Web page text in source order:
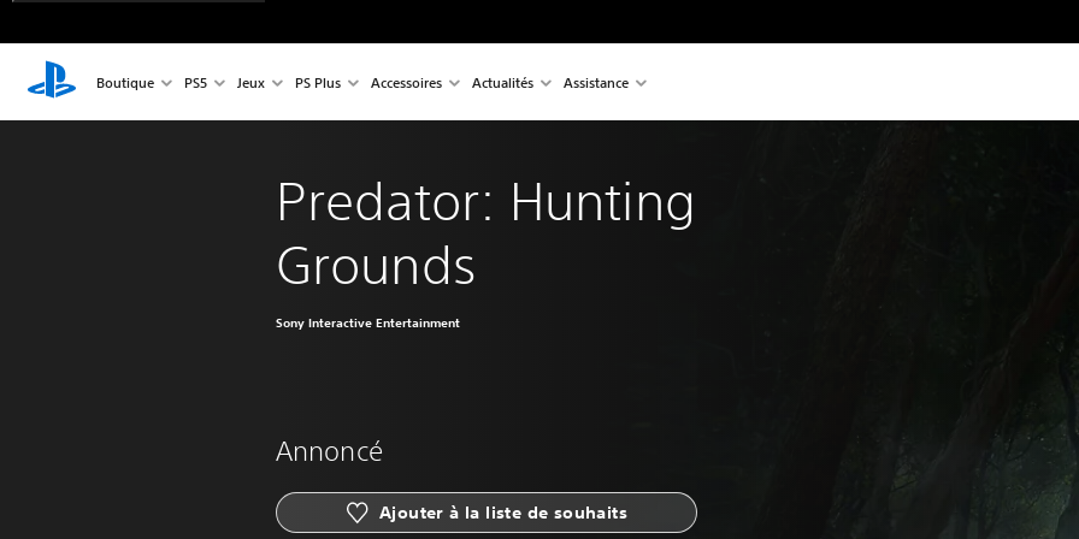
Boutique PS5 Jeux PS Plus Accessoires Actualités Assistance
Predator: Hunting
Grounds
Sony Interactive Entertainment
Annoncé
Ajouter à la liste de souhaits